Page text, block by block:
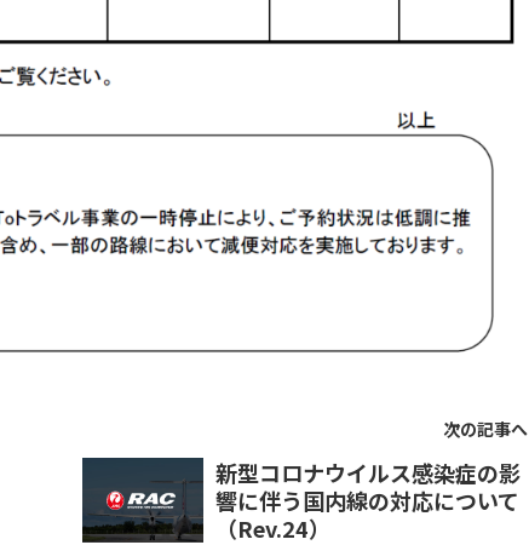
次の記事へ
新型コロナウイルス感染症の影
響に伴う国内線の対応について
（Rev.24）